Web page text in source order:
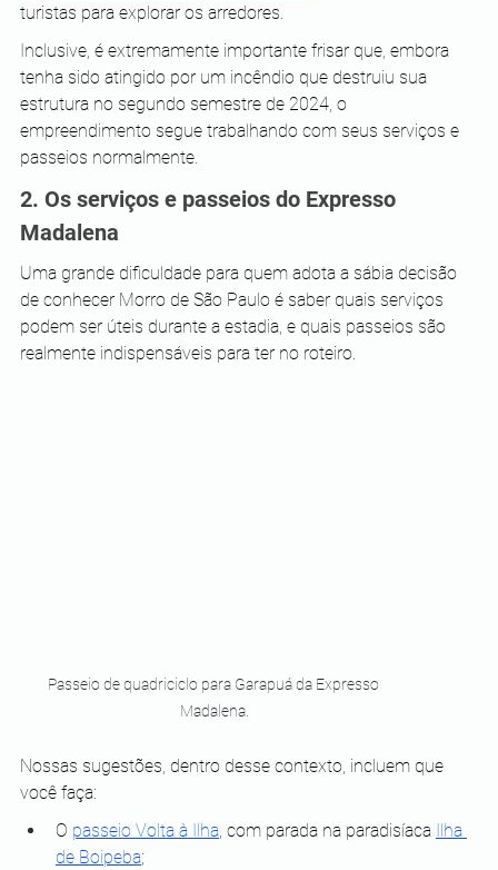
turistas para explorar os arredores.
Inclusive, é extremamente importante frisar que, embora
tenha sido atingido por um incêndio que destruiu sua
estrutura no segundo semestre de 2024, o
empreendimento segue trabalhando com seus serviços e
passeios normalmente.
2. Os serviços e passeios do Expresso
Madalena
Uma grande dificuldade para quem adota a sábia decisão
de conhecer Morro de São Paulo é saber quais serviços
podem ser úteis durante a estadia, e quais passeios são
realmente indispensáveis para ter no roteiro.
Passeio de quadriciclo para Garapuá da Expresso
Madalena.
Nossas sugestões, dentro desse contexto, incluem que
você faça:
O passeio Volta à Ilha, com parada na paradisíaca
Ilha
de Boipeba;